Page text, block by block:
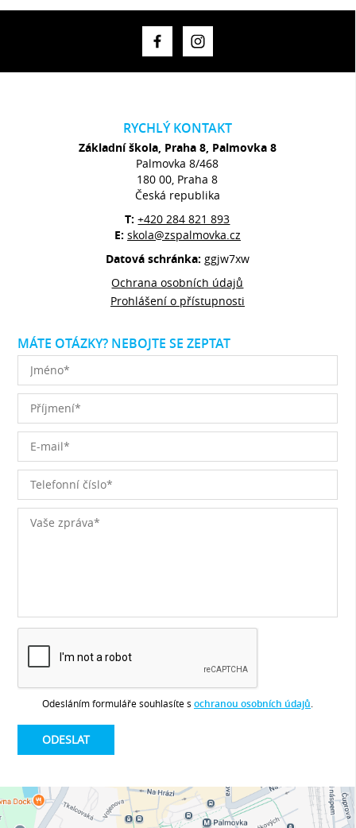
RYCHLÝ KONTAKT
Základní škola, Praha 8, Palmovka 8
Palmovka 8/468
180 00, Praha 8
Česká republika
T:+420 284 821 893
E: skola@zspalmovka.cz
Datová schránka: ggjw7xw
Ochrana osobních údajů
Prohlášení o přístupnosti
MÁTE OTÁZKY? NEBOJTE SE ZEPTAT
Odesláním formuláře souhlasíte s ochranou osobních údajů